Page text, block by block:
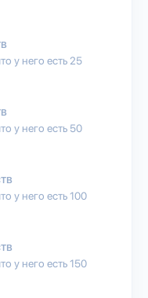
у него есть 25
у него есть 50
у него есть 100
у него есть 150